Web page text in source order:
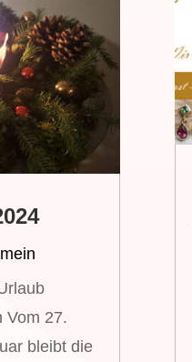
Vom 27.
bleibt die